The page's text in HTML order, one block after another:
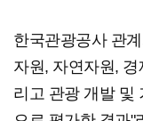
한국관광공사 관
자원, 자연자원, 경
리고 관광 개발 및